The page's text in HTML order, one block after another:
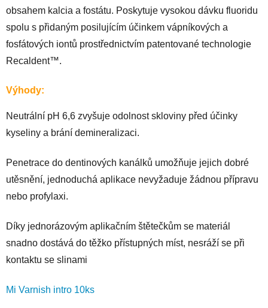
obsahem kalcia a fostátu. Poskytuje vysokou dávku fluoridu
spolu s přidaným posilujícím účinkem vápníkových a
fosfátových iontů prostřednictvím patentované technologie
Recaldent™.
Výhody:
Neutrální pH 6,6 zvyšuje odolnost skloviny před účinky
kyseliny a brání demineralizaci.
Penetrace do dentinových kanálků umožňuje jejich dobré
utěsnění, jednoduchá aplikace nevyžaduje žádnou přípravu
nebo profylaxi.
Díky jednorázovým aplikačním štětečkům se materiál
snadno dostává do těžko přístupných míst, nesráží se při
kontaktu se slinami
Mi Varnish intro 10ks